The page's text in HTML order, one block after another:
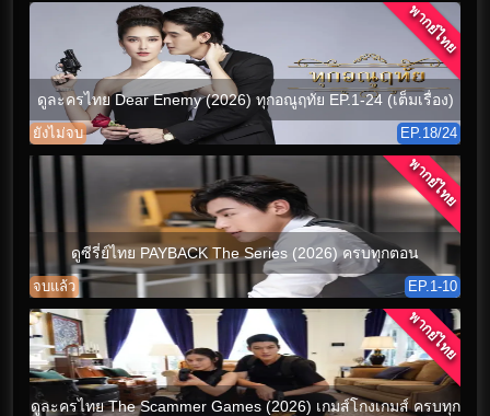
ดูละครไทย Dear Enemy (2026) ทุกอณูฤทัย EP.1-24 (เต็มเรื่อง)
ยังไม่จบ EP.18/24
พากย์ไทย
ดูซีรี่ย์ไทย PAYBACK The Series (2026) ครบทุกตอน
จบแล้ว EP.1-10
พากย์ไทย
ดูละครไทย The Scammer Games (2026) เกมส์โกงเกมส์ ครบทุก
พากย์ไทย